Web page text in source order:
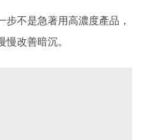
步不是急著用高濃度產品，
改善暗沉。